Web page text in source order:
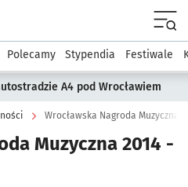
podserwis: Kultura
Polecamy Stypendia Festiwale
A4 pod Wrocławiem
Wrocławska Nagroda Muzyczna
Muzyczna 2014 -